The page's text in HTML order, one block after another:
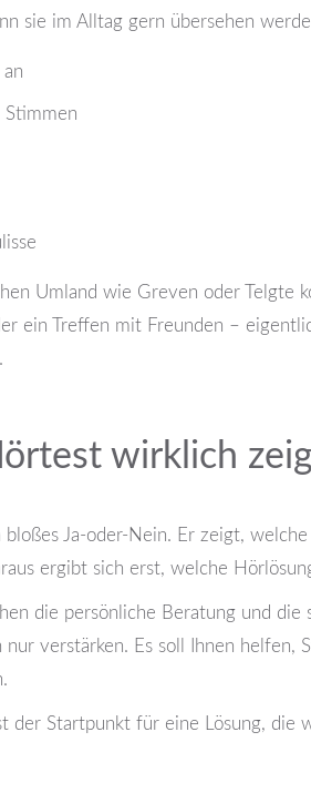
sie im Alltag gern übersehen
Stimmen
Umland wie Greven oder Telgte
ein Treffen mit Freunden –
wirklich
Ja-oder-Nein. Er zeigt,
ergibt sich erst, welche
die persönliche Beratung und
verstärken. Es soll Ihnen helfen,
Startpunkt für eine Lösung, die